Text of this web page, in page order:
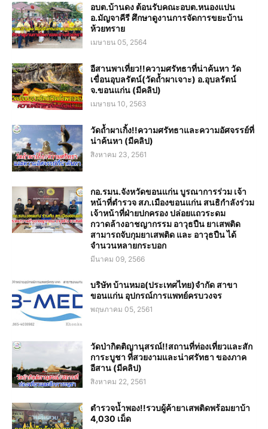
อบต.บ้านดง ต้อนรับคณะอบต.หนองแปน
อ.มัญจาคีรี ศึกษาดูงานการจัดการขยะบ้าน
ห้วยทราย
เมษายน 05, 2564
อีสานพาเที่ยว!!ความศรัทธาที่น่าค้นหา วัด
เขื่อนอุบลรัตน์(วัดถ้ำผาเจาะ) อ.อุบลรัตน์
จ.ขอนแก่น (มีคลิป)
เมษายน 10, 2563
วัดถ้ำผาเกิ้ง!!ความศรัทธาและความอัศจรรย์ที่
น่าค้นหา (มีคลิป)
สิงหาคม 23, 2561
กอ.รมน.จังหวัดขอนแก่น บูรณาการร่วม เจ้า
หน้าที่ตำรวจ สภ.เมืองขอนแก่น สนธิกำลังร่วม
เจ้าหน้าที่ฝ่ายปกครอง ปล่อยแถวระดม
กวาดล้างอาชญากรรม อาวุธปืน ยาเสพติด
สามารถจับกุมยาเสพติด และ อาวุธปืน ได้
จำนวนหลายกระบอก
มีนาคม 09, 2566
บริษัท บ้านหมอ(ประเทศไทย)จำกัด สาขา
ขอนแก่น อุปกรณ์การแพทย์ครบวงจร
พฤษภาคม 05, 2561
วัดป่ากิตติญานุสรณ์!!สถานที่ท่องเที่ยวและสัก
การะบูชา ที่สวยงามและน่าศรัทธา ของภาค
อีสาน (มีคลิป)
สิงหาคม 22, 2561
ตำรวจน้ำพอง!!รวบผู้ค้ายาเสพติดพร้อมยาบ้า
4,030 เม็ด